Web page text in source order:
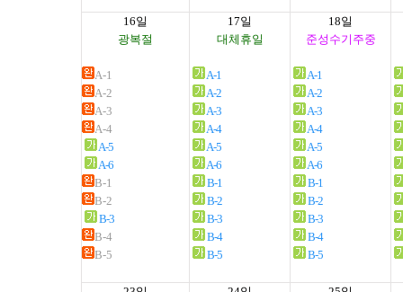
16일
광복절
A-1
A-2
A-3
A-4
A-5
A-6
B-1
B-2
B-3
B-4
B-5
17일
대체휴일
A-1
A-2
A-3
A-4
A-5
A-6
B-1
B-2
B-3
B-4
B-5
18일
준성수기주중
A-1
A-2
A-3
A-4
A-5
A-6
B-1
B-2
B-3
B-4
B-5